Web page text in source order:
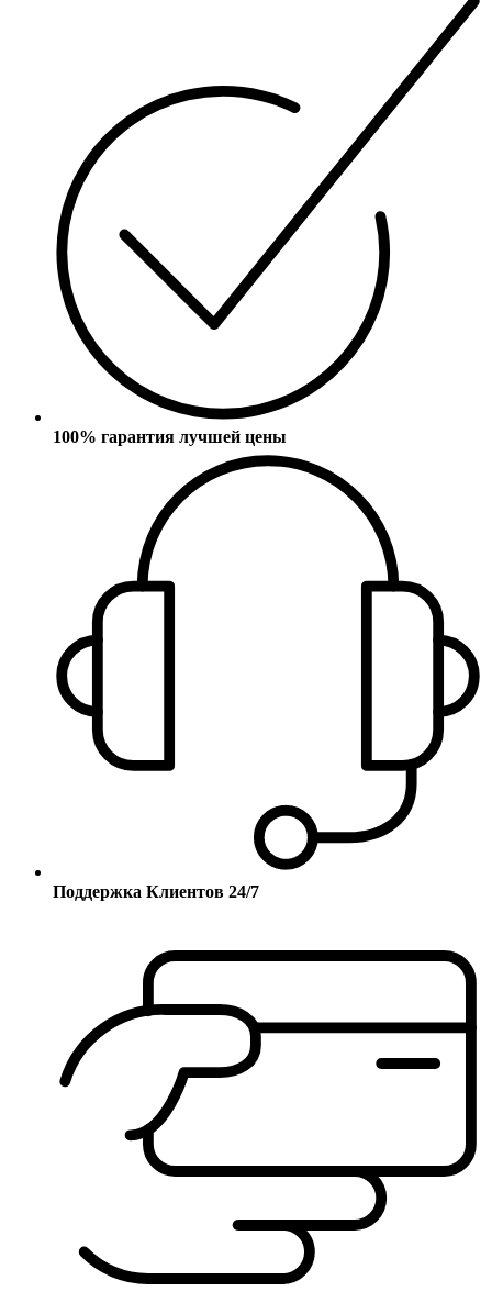
100% гарантия лучшей цены
Поддержка Клиентов 24/7